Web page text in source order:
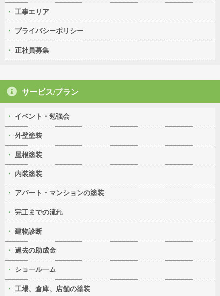
工事エリア
プライバシーポリシー
正社員募集
サービス/プラン
イベント・勉強会
外壁塗装
屋根塗装
内装塗装
アパート・マンションの塗装
完工までの流れ
建物診断
過去の助成金
ショールーム
工場、倉庫、店舗の塗装